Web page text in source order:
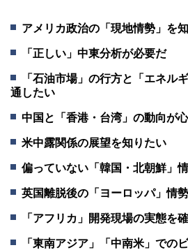
アメリカ政治の「現地情勢」を
「正しい」中東分析が必要だ
「石油市場」の行方と「エネル
通したい
中国と「香港・台湾」の動向が
米中露関係の展望を知りたい
偏っていない「韓国・北朝鮮」
英国離脱後の「ヨーロッパ」情
「アフリカ」開発現場の実態を
「東南アジア」「中南米」での